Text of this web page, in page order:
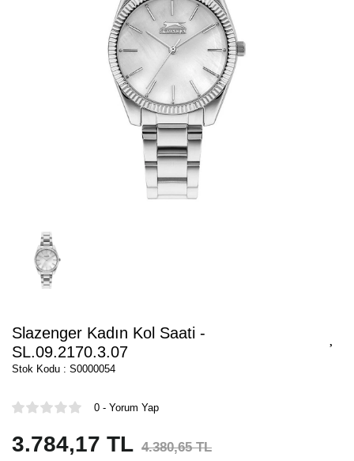
Slazenger Kadın Kol Saati -
SL.09.2170.3.07
Stok Kodu : S0000054
0 - Yorum Yap
3.784,17 TL 4.380,65 TL